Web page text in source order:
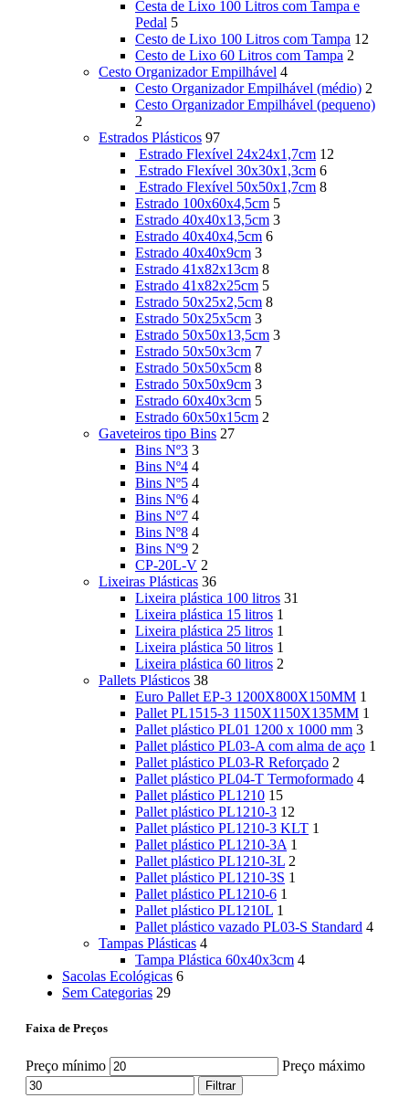
Cesta de Lixo 100 Litros com Tampa e
Pedal 5
Cesto de Lixo 100 Litros com Tampa 12
Cesto de Lixo 60 Litros com Tampa 2
Cesto Organizador Empilhável 4
Cesto Organizador Empilhável (médio) 2
Cesto Organizador Empilhável (pequeno)
2
Estrados Plásticos 97
Estrado Flexível 24x24x1,7cm 12
Estrado Flexível 30x30x1,3cm 6
Estrado Flexível 50x50x1,7cm 8
Estrado 100x60x4,5cm 5
Estrado 40x40x13,5cm 3
Estrado 40x40x4,5cm 6
Estrado 40x40x9cm 3
Estrado 41x82x13cm 8
Estrado 41x82x25cm 5
Estrado 50x25x2,5cm 8
Estrado 50x25x5cm 3
Estrado 50x50x13,5cm 3
Estrado 50x50x3cm 7
Estrado 50x50x5cm 8
Estrado 50x50x9cm 3
Estrado 60x40x3cm 5
Estrado 60x50x15cm 2
Gaveteiros tipo Bins 27
Bins Nº3 3
Bins Nº4 4
Bins Nº5 4
Bins Nº6 4
Bins Nº7 4
Bins Nº8 4
Bins Nº9 2
CP-20L-V 2
Lixeiras Plásticas 36
Lixeira plástica 100 litros 31
Lixeira plástica 15 litros 1
Lixeira plástica 25 litros 1
Lixeira plástica 50 litros 1
Lixeira plástica 60 litros 2
Pallets Plásticos 38
Euro Pallet EP-3 1200X800X150MM 1
Pallet PL1515-3 1150X1150X135MM 1
Pallet plástico PL01 1200 x 1000 mm 3
Pallet plástico PL03-A com alma de aço 1
Pallet plástico PL03-R Reforçado 2
Pallet plástico PL04-T Termoformado 4
Pallet plástico PL1210 15
Pallet plástico PL1210-3 12
Pallet plástico PL1210-3 KLT 1
Pallet plástico PL1210-3A 1
Pallet plástico PL1210-3L 2
Pallet plástico PL1210-3S 1
Pallet plástico PL1210-6 1
Pallet plástico PL1210L 1
Pallet plástico vazado PL03-S Standard 4
Tampas Plásticas 4
Tampa Plástica 60x40x3cm 4
Sacolas Ecológicas 6
Sem Categorias 29
Faixa de Preços
Preço mínimo Preço máximo
Filtrar